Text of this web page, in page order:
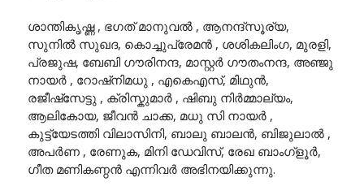
ശാന്തികൃഷ്ണ , ഭഗത് മാനുവൽ , ആനന്ദ്സൂര്യ,
സുനിൽ സുഖദ, കൊച്ചുപ്രേമൻ , ശശികലിംഗ, മുരളി,
പ്രജുഷ, ബേബി ഗൗരിനന്ദ, മാസ്റ്റർ ഗൗതംനന്ദ, അഞ്ജു
നായർ , റോഷ്നിമധു , എകെഎസ്, മിഥുൻ,
രജീഷ്സേട്ടു , ക്രിസ്കുമാർ , ഷിബു നിർമ്മാല്യം,
ആലികോയ, ജീവൻ ചാക്ക, മധു സി നായർ ,
കുട്ട്യേടത്തി വിലാസിനി, ബാലു ബാലൻ, ബിജുലാൽ ,
അപർണ , രേണുക, മിനി ഡേവിസ്, രേഖ ബാംഗ്ളൂർ,
ഗീത മണികണ്ഠൻ എന്നിവർ അഭിനയിക്കുന്നു.